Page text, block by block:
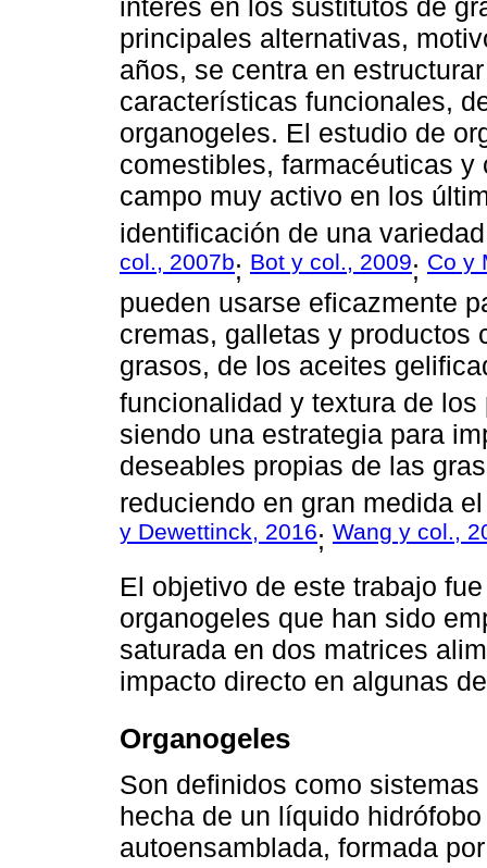
interés en los sustitutos de
principales alternativas,
años, se centra en
características funcionales,
organogeles. El estudio de
comestibles, farmacéuticas
campo muy activo en los
identificación de una
col., 2007b; Bot y col., 2009; Co y
pueden usarse eficazmente
cremas, galletas y productos
grasos, de los aceites
funcionalidad y textura de
siendo una estrategia para
deseables propias de las
reduciendo en gran medida
y Dewettinck, 2016; Wang y col.,
El objetivo de este trabajo
organogeles que han sido
saturada en dos matrices
impacto directo en algunas
Organogeles
Son definidos como
hecha de un líquido
autoensamblada, formada